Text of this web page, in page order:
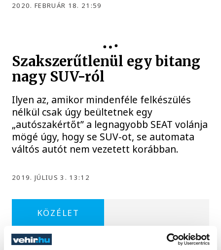
2020. FEBRUÁR 18. 21:59
Szakszerűtlenül egy bitang
nagy SUV-ról
Ilyen az, amikor mindenféle felkészülés
nélkül csak úgy beültetnek egy
„autószakértőt” a legnagyobb SEAT volánja
mögé úgy, hogy se SUV-ot, se automata
váltós autót nem vezetett korábban.
2019. JÚLIUS 3. 13:12
KÖZÉLET